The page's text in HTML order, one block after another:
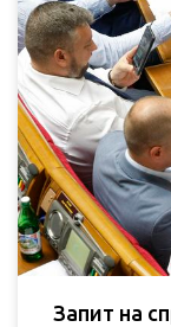
Запит на